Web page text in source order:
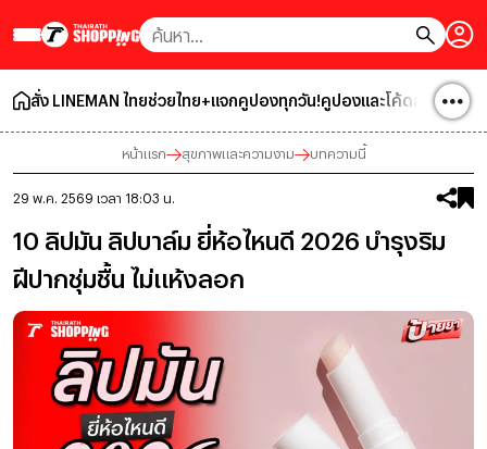
สั่ง LINEMAN ไทยช่วยไทย+แจกคูปองทุกวัน!คูปองและโค้ดส่วนลดโป
หน้าแรก สุขภาพและความงาม บทความนี้
29 พ.ค. 2569 เวลา 18:03 น.
10 ลิปมัน ลิปบาล์ม ยี่ห้อไหนดี 2026 บำรุงริม
ฝีปากชุ่มชื้น ไม่แห้งลอก